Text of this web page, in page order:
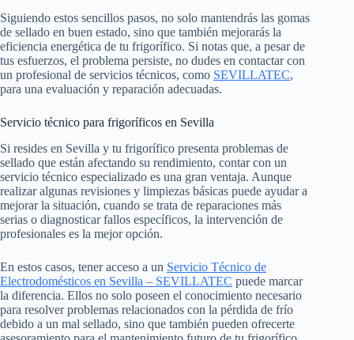
Siguiendo estos sencillos pasos, no solo mantendrás las gomas
de sellado en buen estado, sino que también mejorarás la
eficiencia energética de tu frigorífico. Si notas que, a pesar de
tus esfuerzos, el problema persiste, no dudes en contactar con
un profesional de servicios técnicos, como SEVILLATEC,
para una evaluación y reparación adecuadas.
Servicio técnico para frigoríficos en Sevilla
Si resides en Sevilla y tu frigorífico presenta problemas de
sellado que están afectando su rendimiento, contar con un
servicio técnico especializado es una gran ventaja. Aunque
realizar algunas revisiones y limpiezas básicas puede ayudar a
mejorar la situación, cuando se trata de reparaciones más
serias o diagnosticar fallos específicos, la intervención de
profesionales es la mejor opción.
En estos casos, tener acceso a un Servicio Técnico de
Electrodomésticos en Sevilla – SEVILLATEC puede marcar
la diferencia. Ellos no solo poseen el conocimiento necesario
para resolver problemas relacionados con la pérdida de frío
debido a un mal sellado, sino que también pueden ofrecerte